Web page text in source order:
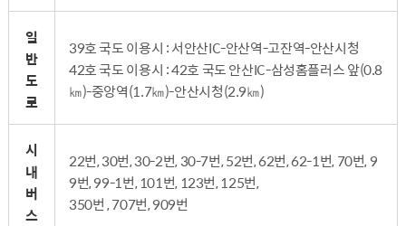
일
반
도
로
39호 국도 이용시 : 서안산IC-안산역-고잔역-안산시청
42호 국도 이용시 : 42호 국도 안산IC-삼성홈플러스 앞(0.8
㎞)-중앙역(1.7㎞)-안산시청(2.9㎞)
시
내
버
스
22번, 30번, 30-2번, 30-7번, 52번, 62번, 62-1번, 70번, 9
9번, 99-1번, 101번, 123번, 125번,
350번 , 707번, 909번